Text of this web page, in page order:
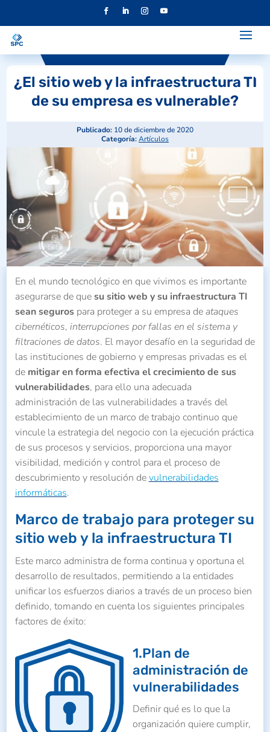
¿El sitio web y la infraestructura TI
de su empresa es vulnerable?
Publicado: 10 de diciembre de 2020
Categoría:Artículos
En el mundo tecnológico en que vivimos es importante
asegurarse de quesu sitio web y su infraestructura TI
sean segurospara proteger a su empresa deataques
cibernéticos, interrupciones por fallas en el sistema y
filtraciones de datos. El mayor desafío en la seguridad de
las instituciones de gobierno y empresas privadas es el
de mitigar en forma efectiva el crecimiento de sus
vulnerabilidades, para ello una adecuada
administración de las vulnerabilidades a través del
establecimiento de un marco de trabajo continuo que
vincule la estrategia del negocio con la ejecución práctica
de sus procesos y servicios, proporciona una mayor
visibilidad, medición y control para el proceso de
descubrimiento y resolución devulnerabilidades
informáticas.
Marco de trabajo para proteger su
sitio web y la infraestructura TI
Este marco administra de forma continua y oportuna el
desarrollo de resultados, permitiendo a la entidades
unificar los esfuerzos diarios a través de un proceso bien
definido, tomando en cuenta los siguientes principales
factores de éxito:
1.Plan de
administración de
vulnerabilidades
Definir qué es lo que la
organización quiere cumplir,